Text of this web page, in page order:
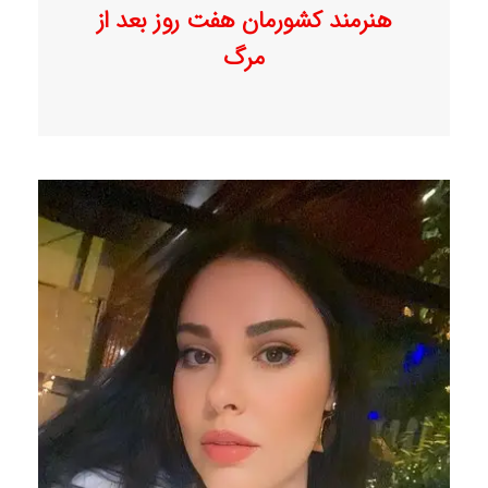
هنرمند کشورمان هفت روز بعد از
مرگ